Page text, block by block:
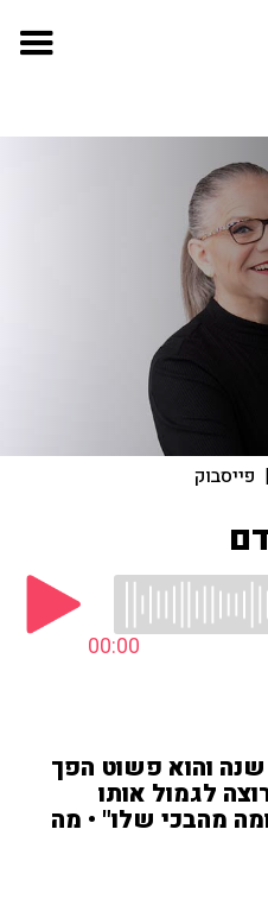
| פייסבוק
00:00
והוא פשוט הפך
לגמול אותו
מהבכי שלו" • מה